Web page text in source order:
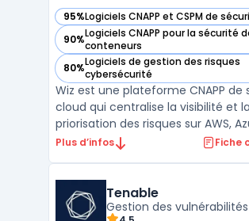
95%Logiciels CNAPP et CSPM de
— voir Wiz dans cette catégorie
90%Logiciels CNAPP pour la sécurité
conteneurs
— voir Wiz dans cette catégorie
80%Logiciels de gestion des risques
cybersécurité
— voir Wiz dans cette catégorie
Wiz est une plateforme CNAPP de
cloud qui centralise la visibilité et la
priorisation des risques sur AWS,
et Kubernetes via une approche
conformité afin de cartographier
configurations, ident ...
Plus d’infos Fiche
Tenable
Gestion des vulnérabilités